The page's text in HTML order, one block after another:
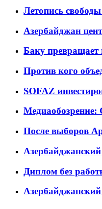
Летопись
Азербайджан
Баку превращает
Против кого
SOFAZ
Медиаобозрение:
После выборов
Диплом без